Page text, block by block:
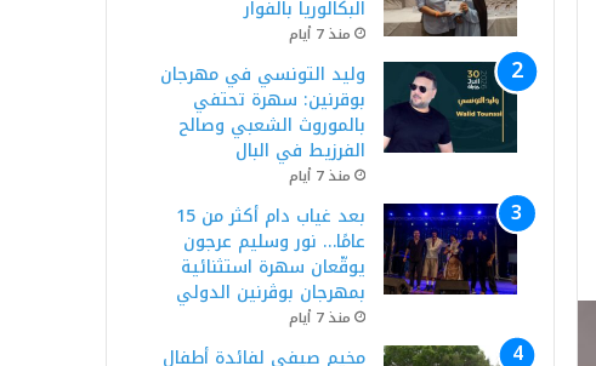
البكالوريا بالفوار
منذ 7 أيام
وليد التونسي في مهرجان
بوقرنين: سهرة تحتفي
بالموروث الشعبي وصالح
الفرزيط في البال
منذ 7 أيام
بعد غياب دام أكثر من 15
عامًا… نور وسليم عرجون
يوقّعان سهرة استثنائية
بمهرجان بوڨرنين الدولي
منذ 7 أيام
مخيم صيفي لفائدة أطفال